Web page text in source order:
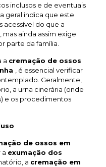
inclusos e de eventuais
geral indica que este
acessível do que a
ainda assim exige
parte da família.
a cremação de ossos
, é essencial verificar
Geralmente,
a urna cinerária (onde
e os procedimentos
de ossos em
a exumação dos
a cremação em